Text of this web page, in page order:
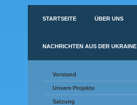
STARTSEITE ÜBER UNS
NACHRICHTEN AUS DER UKRAINE
Vorstand
Unsere Projekte
Satzung